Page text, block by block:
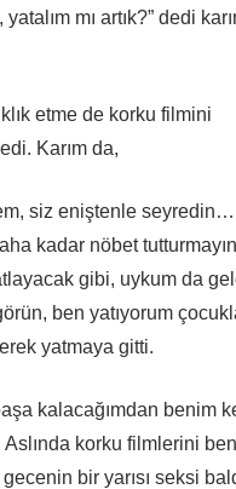
yatalım mı artık?” dedi
etme de korku filmini
Karım da,
siz eniştenle seyredin…
kadar nöbet
gibi, uykum da
ben yatıyorum
yatmaya gitti.
kalacağımdan benim
korku filmlerini
bir yarısı seksi